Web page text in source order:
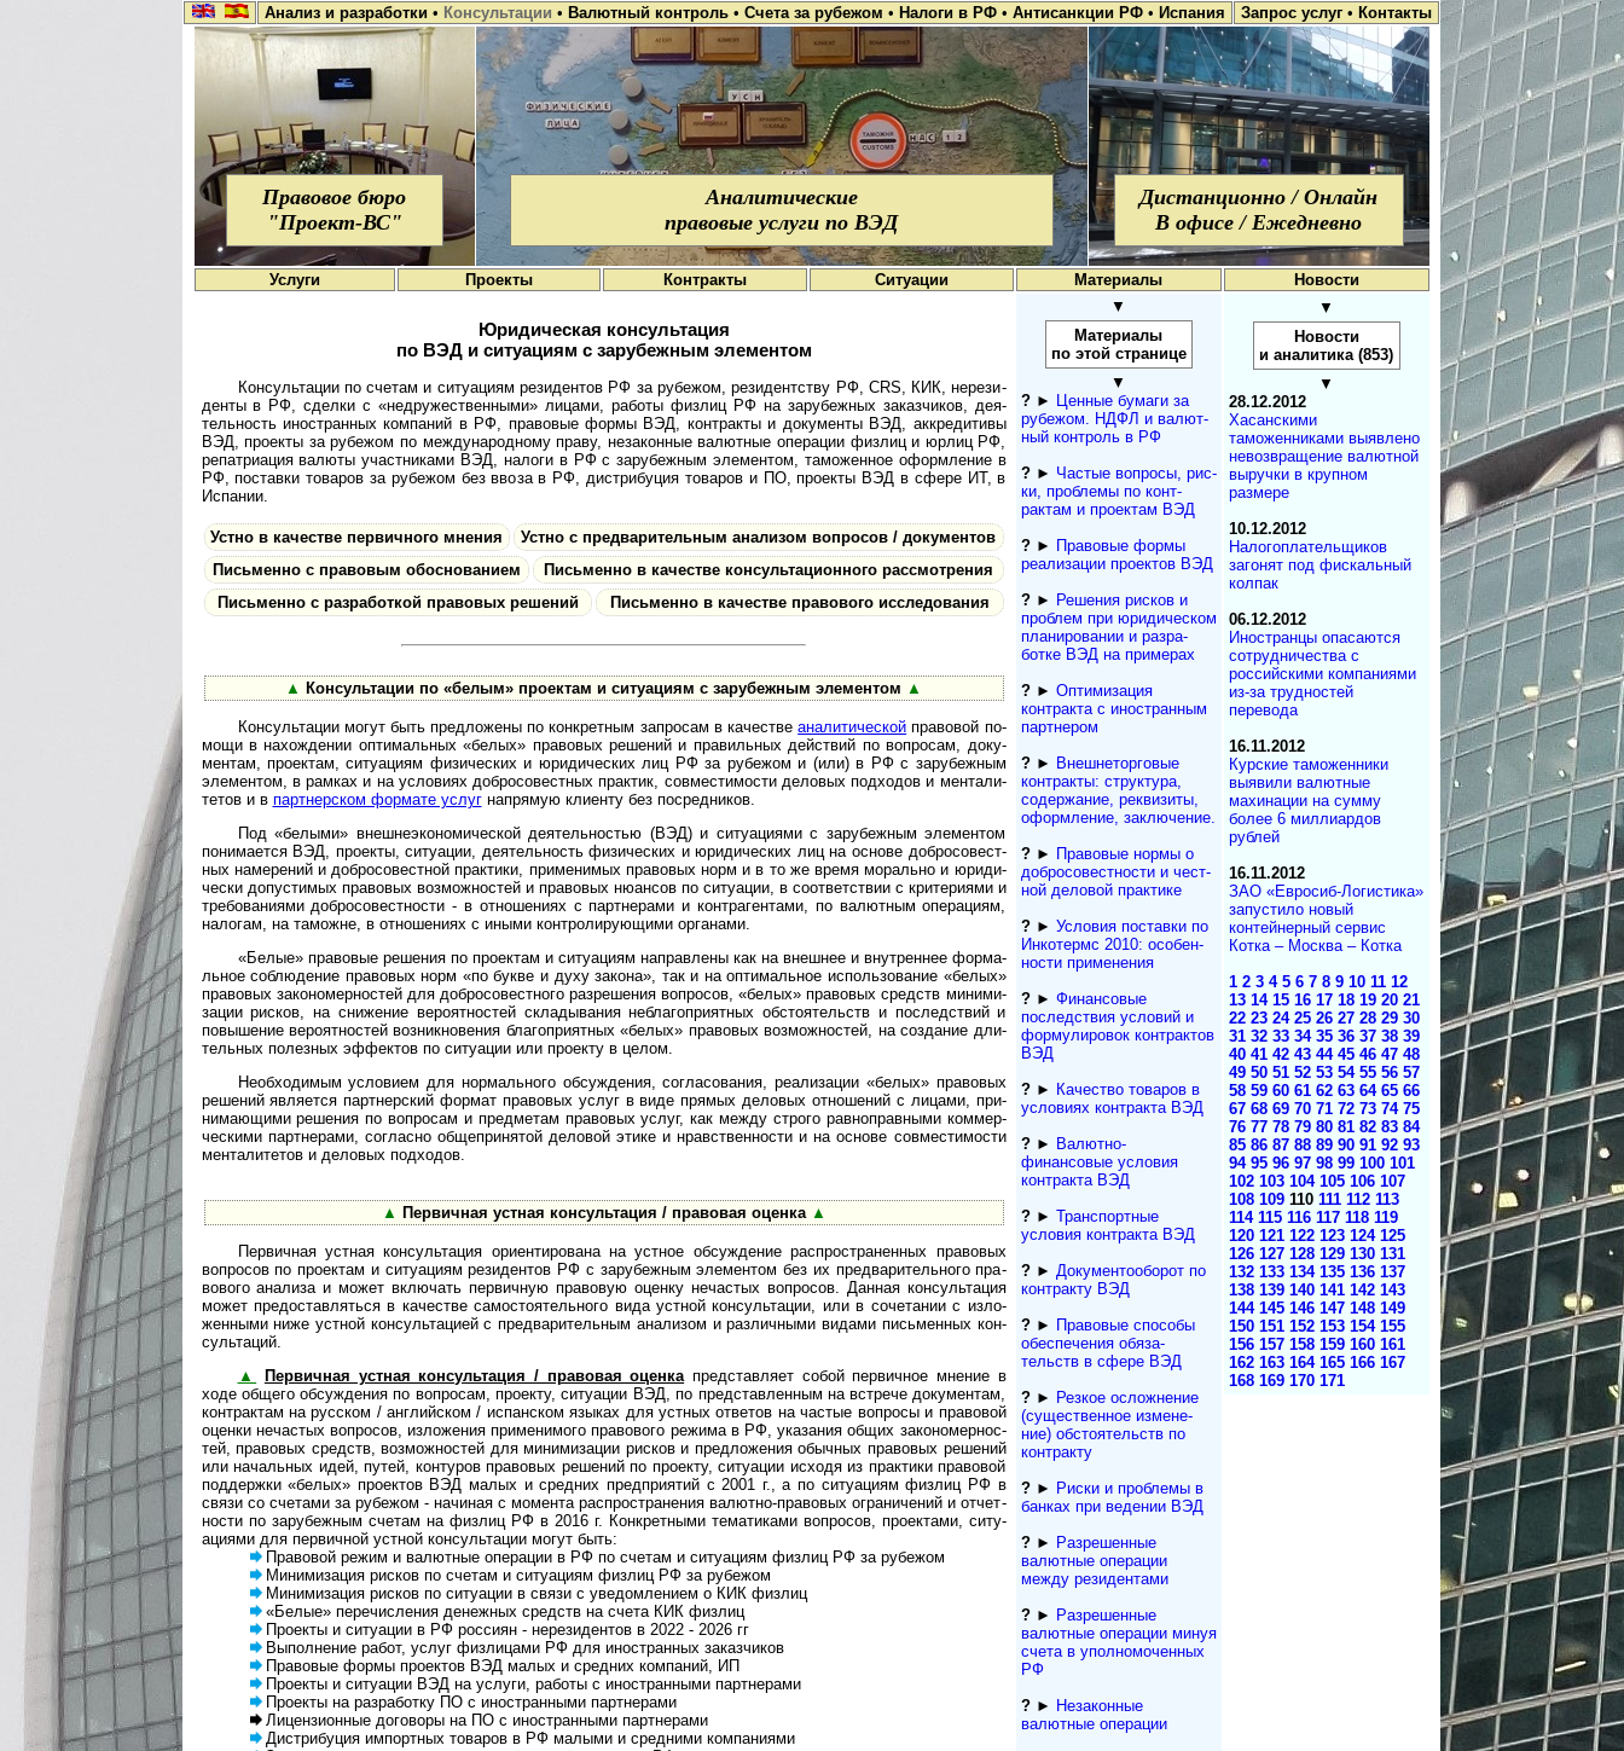
Анализ и разработки • Консультации • Валютный контроль • Счета за рубежом • Налоги в РФ • Антисанкции РФ • Испания Запрос услуг • Контакты
Правовое бюро
"Проект-ВС"
Аналитические
правовые услуги по ВЭД
Дистанционно / Онлайн
В офисе / Ежедневно
Услуги Проекты Контракты Ситуации Материалы Новости
Юридическая консультация
по ВЭД и ситуациям с зарубежным элементом
Консультации по счетам и ситу­а­циям рези­ден­тов РФ за рубе­жом, рези­дент­ству РФ, CRS, КИК, нере­зи­
денты в РФ, сде­лки с «недру­жест­вен­ными» лицами, работы физ­лиц РФ на зару­беж­ных заказ­чи­ков, дея­
тель­ность ино­ст­ран­ных ком­па­ний в РФ, пра­во­вые формы ВЭД, кон­т­ра­кты и доку­ме­нты ВЭД, аккре­ди­тивы
ВЭД, про­екты за рубе­жом по меж­ду­на­род­ному праву, неза­кон­ные валют­ные опе­ра­ции физ­лиц и юрлиц РФ,
репат­ри­а­ция валюты участ­ни­ками ВЭД, налоги в РФ с зару­беж­ным эле­мен­том, тамо­жен­ное оформ­ле­ние в
РФ, поста­вки това­ров за рубе­жом без ввоза в РФ, дист­ри­бу­ция това­ров и ПО, про­екты ВЭД в сфере ИТ, в
Испании.
Устно в качестве первичного мнения
Устно с пред­ва­ри­тель­ным ана­ли­зом вопро­сов / доку­ментов
Письменно с правовым обоснованием
Пись­менно в каче­стве кон­суль­та­ци­он­ного рас­смот­рения
Письменно с разработкой правовых решений
Пись­менно в каче­стве пра­во­вого иссле­до­вания
▲ Консультации по «белым» проектам и ситу­а­циям с зару­беж­ным эле­мен­том ▲
Консультации могут быть предложены по конк­рет­ным зап­ро­сам в каче­ствеана­ли­ти­че­с­кой пра­во­вой по­
мощи в на­хо­ж­де­нии оп­ти­ма­ль­ных «бе­лых» пра­во­вых ре­ше­ний и пра­ви­ль­ных дей­ст­вий по воп­ро­сам, доку­
мен­там, про­е­к­там, си­ту­а­ци­ям физи­чес­ких и юри­ди­чес­ких лиц РФ за рубе­жом и (или) в РФ с зару­беж­ным
эле­мен­том, в рам­ках и на усло­ви­ях доб­ро­со­вест­ных прак­тик, сов­мес­ти­мо­сти дело­вых под­хо­дов и мен­та­ли­
те­тов и в парт­не­р­с­ком фор­мате услугна­пря­мую кли­енту без по­сред­ников.
Под «белыми» внешнеэкономической деятель­ностью (ВЭД) и ситу­а­ци­ями с зару­беж­ным эле­мен­том
пони­ма­ется ВЭД, прое­кты, ситу­а­ции, дея­тель­ность физи­чес­ких и юри­ди­чес­ких лиц на ос­но­ве доб­ро­со­вест­
ных на­ме­ре­ний и доб­ро­со­вест­ной прак­ти­ки, при­ме­ни­мых пра­во­вых норм и в то же вре­мя мо­раль­но и юри­ди­
чес­ки до­пус­ти­мых пра­во­вых воз­мож­нос­тей и пра­во­вых ню­ан­сов по си­ту­а­ции, в соот­вет­ст­вии с кри­те­ри­ями и
тре­бо­ва­ни­ями доб­ро­со­ве­ст­но­сти - в отно­ше­ниях с парт­не­рами и контр­аген­тами, по валют­ным опе­ра­циям,
нало­гам, на тамо­жне, в отно­ше­ниях с иными конт­ро­ли­рую­щими органами.
«Белые» правовые решения по проектам и ситуа­циям направ­лены как на внеш­нее и внут­рен­нее фор­ма­
ль­ное соблю­де­ние пра­во­вых норм «по букве и духу зако­на», так и на опти­ма­ль­ное испо­ль­зо­ва­ние «белых»
пра­во­вых зако­но­мер­нос­тей для доб­ро­со­вест­ного раз­ре­ше­ния воп­ро­сов, «белых» пра­во­вых средств мини­ми­
за­ции рис­ков, на сни­же­ние веро­ят­нос­тей скла­ды­ва­ния небла­го­при­ят­ных обсто­я­тельств и послед­ст­вий и
повы­ше­ние веро­ят­нос­тей воз­ник­но­ве­ния бла­го­при­ят­ных «белых» пра­во­вых воз­мож­нос­тей, на созда­ние дли­
тель­ных полез­ных эффек­тов по ситу­а­ции или про­екту в целом.
Необходимым условием для нор­маль­но­го об­суж­де­ния, со­гла­со­ва­ния, ре­а­ли­за­ции «белых» пра­во­вых
ре­ше­ний явля­ется парт­нер­ский фор­мат пра­во­вых услуг в виде пря­мых де­ло­вых от­но­ше­ний с ли­ца­ми, при­
ни­ма­ю­щи­ми ре­ше­ния по во­п­ро­сам и пре­д­ме­там пра­во­вых ус­луг, как меж­ду стро­го рав­но­пра­в­ны­ми ком­мер­
чес­ки­ми пар­т­не­ра­ми, со­г­ла­с­но об­ще­при­ня­той де­ло­вой эти­ке и нрав­ст­вен­нос­ти и на ос­но­ве со­в­ме­с­ти­мо­с­ти
ме­н­та­ли­те­тов и де­ло­вых под­хо­дов.
▲ Первичная устная консуль­та­ция / пра­во­вая оценка ▲
Первичная устная консультация ориентирована на уст­ное обсуж­де­ние рас­про­ст­ра­нен­ных пра­во­вых
воп­ро­сов по про­ек­там и ситу­а­циям рези­ден­тов РФ с зару­беж­ным эле­мен­том без их пред­ва­ри­тель­ного пра­
во­вого ана­лиза и может вклю­чать пер­вич­ную пра­во­вую оце­нку неча­с­тых воп­ро­сов. Дан­ная кон­суль­та­ция
может пре­до­став­ля­ться в каче­стве само­сто­я­тель­ного вида уст­ной кон­суль­та­ции, или в соче­та­нии с изло­
жен­ными ниже уст­ной кон­суль­та­цией с пред­ва­ри­тель­ным ана­ли­зом и раз­лич­ными видами пись­мен­ных кон­
суль­таций.
▲
Первичная устная консультация / правовая оценкапред­став­ляет собой пер­вич­ное мне­ние в
ходе общего обсуж­де­ния по воп­ро­сам, про­екту, ситу­а­ции ВЭД, по пред­став­лен­ным на встрече доку­мен­там,
конт­рак­там на рус­ском / анг­лий­ском / испан­ском язы­ках для уст­ных отве­тов на час­тые воп­росы и пра­во­вой
оце­нки нечас­тых воп­ро­сов, изло­же­ния при­ме­ни­мого пра­во­вого режи­ма в РФ, ука­за­ния общих зако­но­мер­нос­
тей, пра­во­вых средств, воз­мож­нос­тей для мини­ми­за­ции рис­ков и пред­ло­же­ния обыч­ных пра­во­вых реше­ний
или началь­ных идей, путей, кон­ту­ров пра­во­вых реше­ний по про­екту, ситу­а­ции исходя из прак­тики пра­во­вой
под­дер­жки «белых» про­ек­тов ВЭД малых и сред­них пред­при­я­тий с 2001 г., а по ситу­а­циям физ­лиц РФ в
связи со сче­тами за рубе­жом - начи­ная с моме­нта рас­про­ст­ра­не­ния валю­тно-­пра­во­вых огра­ни­че­ний и отчет­
но­сти по зару­беж­ным сче­там на физ­лиц РФ в 2016 г. Кон­к­рет­ными тема­ти­ками воп­ро­сов, проек­тами, ситу­
аци­ями для пер­вич­ной уст­ной кон­суль­та­ции могут быть:
Правовой режим и валютные операции в РФ по сче­там и ситу­а­циям физ­лиц РФ за рубе­жом
Минимизация рисков по сче­там и ситу­а­циям физ­лиц РФ за рубе­жом
Минимизация рисков по ситу­а­ции в свя­зи с уве­дом­ле­нием о КИК физлиц
«Белые» перечисления денеж­ных средств на сче­та КИК физлиц
Про­ек­ты и ситу­а­ции в РФ рос­сиян - нере­зи­ден­тов в 2022 - 2026 гг
Выполнение работ, услуг физ­лицами РФ для ино­стран­ных заказ­чиков
Правовые формы проектов ВЭД малых и сред­них ком­паний, ИП
Проекты и ситуации ВЭД на услуги, работы с ино­ст­ран­ными парт­не­рами
Проекты на разработку ПО с ино­ст­ран­ными парт­не­рами
Лицензионные договоры на ПО с иностранными парт­не­рами
Дистрибуция импортных товаров в РФ малыми и сред­ними ком­па­ни­ями
▼
Материалы
по этой странице
▼
?► Ценные бумаги за
рубежом. НДФЛ и ва­лют­
ный кон­т­роль в РФ
?► Частые вопросы, рис­
ки, проблемы по конт­
рактам и проектам ВЭД
?► Правовые формы
реализации проектов ВЭД
?► Решения рисков и
про­блем при юридичес­ком
планирова­нии и разра­
ботке ВЭД на примерах
?► Оптимизация
контракта с иностранным
партнером
?► Внешнеторговые
контракты: структура,
содержание, реквизиты,
оформление, заключение.
?► Правовые нормы о
добросовестности и чест­
ной деловой практике
?► Условия поставки по
Инкотермс 2010: осо­бен­
нос­ти применения
?► Финансовые
последствия условий и
формулировок контрактов
ВЭД
?► Качество товаров в
условиях контракта ВЭД
?► Валютно-
финансовые условия
контракта ВЭД
?► Транспортные
условия контракта ВЭД
?► Документооборот по
контракту ВЭД
?► Правовые способы
обеспечения обяза­
тельств в сфере ВЭД
?► Резкое осложнение
(сущест­вен­ное измене­
ние) обсто­ятельств по
контракту
?► Риски и проблемы в
банках при ведении ВЭД
?► Разрешенные
валютные операции
между резидентами
?► Разрешенные
валютные операции минуя
счета в уполномоченных
РФ
?► Незаконные
валютные операции
▼
Новости
и аналитика (853)
▼
28.12.2012
Хасанскими
таможенниками выявлено
невозвращение валютной
выручки в крупном
размере
10.12.2012
Налогоплательщиков
загонят под фискальный
колпак
06.12.2012
Иностранцы опасаются
сотрудничества с
российскими компаниями
из-за трудностей
перевода
16.11.2012
Курские таможенники
выявили валютные
махинации на сумму
более 6 миллиардов
рублей
16.11.2012
ЗАО «Евросиб-Логистика»
запустило новый
контейнерный сервис
Котка – Москва – Котка
1 2 3 4 5 6 7 8 9 10 11 12
13 14 15 16 17 18 19 20 21
22 23 24 25 26 27 28 29 30
31 32 33 34 35 36 37 38 39
40 41 42 43 44 45 46 47 48
49 50 51 52 53 54 55 56 57
58 59 60 61 62 63 64 65 66
67 68 69 70 71 72 73 74 75
76 77 78 79 80 81 82 83 84
85 86 87 88 89 90 91 92 93
94 95 96 97 98 99 100 101
102 103 104 105 106 107
108 109 110 111 112 113
114 115 116 117 118 119
120 121 122 123 124 125
126 127 128 129 130 131
132 133 134 135 136 137
138 139 140 141 142 143
144 145 146 147 148 149
150 151 152 153 154 155
156 157 158 159 160 161
162 163 164 165 166 167
168 169 170 171